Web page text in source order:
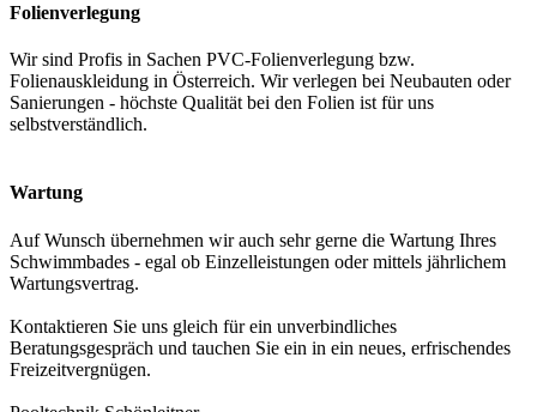
Folienverlegung
Wir sind Profis in Sachen PVC-Folienverlegung bzw.
Folienauskleidung in Österreich. Wir verlegen bei Neubauten oder
Sanierungen - höchste Qualität bei den Folien ist für uns
selbstverständlich.
Wartung
Auf Wunsch übernehmen wir auch sehr gerne die Wartung Ihres
Schwimmbades - egal ob Einzelleistungen oder mittels jährlichem
Wartungsvertrag.
Kontaktieren Sie uns gleich für ein unverbindliches
Beratungsgespräch und tauchen Sie ein in ein neues, erfrischendes
Freizeitvergnügen.